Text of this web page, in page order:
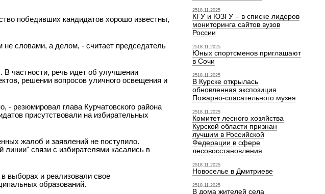
победивших кандидатов хорошо известны,
словами, а делом, - считает председатель
частности, речь идет об улучшении
решении вопросов уличного освещения и
- резюмировал глава Курчатовского района
присутствовали на избирательных
жалоб и заявлений не поступило.
линии" связи с избирателями касались в
выборах и реализовали свое
образований.
2518.11.2025
КГУ и ЮЗГУ – в списке лидеров
мониторинга сайтов вузов
России
2518.11.2025
Юных спортсменов приглашают
в Сочи
2518.11.2025
В Курске открылась
обновленная экспозиция
Пожарно-спасательного музея
2518.11.2025
Комитет лесного хозяйства
Курской области признан
лучшим в Российской
Федерации в сфере
лесовосстановления
2518.11.2025
Новоселье в Дмитриеве
2518.11.2025
В дома жителей села